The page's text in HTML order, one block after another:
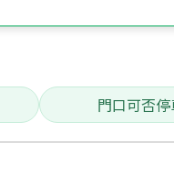
門口可否停